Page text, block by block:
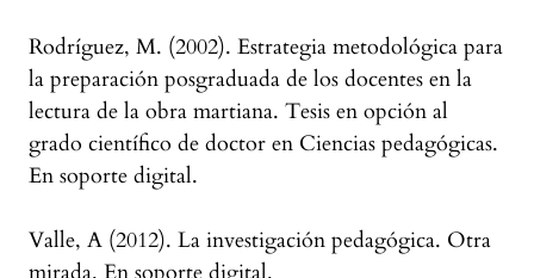
Rodríguez, M. (2002). Estrategia metodológica para
la preparación posgraduada de los docentes en la
lectura de la obra martiana. Tesis en opción al
grado científico de doctor en Ciencias pedagógicas.
En soporte digital.
Valle, A (2012). La investigación pedagógica. Otra